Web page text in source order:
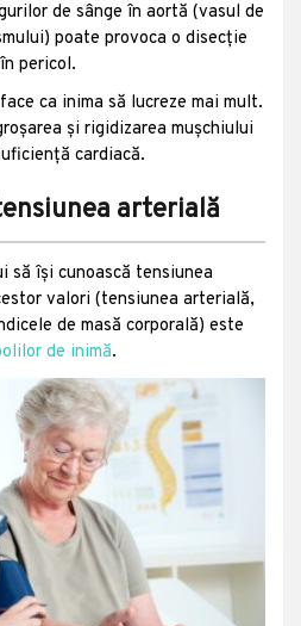
de sânge în aortă (vasul de
poate provoca o disecție
pericol.
ca inima să lucreze mai mult.
și rigidizarea mușchiului
cardiacă.
arterială
să își cunoască tensiunea
valori (tensiunea arterială,
de masă corporală) este
de inimă.